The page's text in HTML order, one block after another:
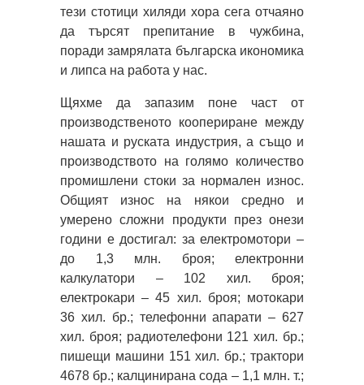
тези стотици хиляди хора сега отчаяно
да търсят препитание в чужбина,
поради замрялата българска икономика
и липса на работа у нас.
Щяхме да запазим поне част от
производственото коопериране между
нашата и руската индустрия, а също и
производството на голямо количество
промишлени стоки за нормален износ.
Общият износ на някои средно и
умерено сложни продукти през онези
години е достигал: за електромотори –
до 1,3 млн. броя; електронни
калкулатори – 102 хил. броя;
електрокари – 45 хил. броя; мотокари
36 хил. бр.; телефонни апарати – 627
хил. броя; радиотелефони 121 хил. бр.;
пишещи машини 151 хил. бр.; трактори
4678 бр.; калцинирана сода – 1,1 млн. т.;